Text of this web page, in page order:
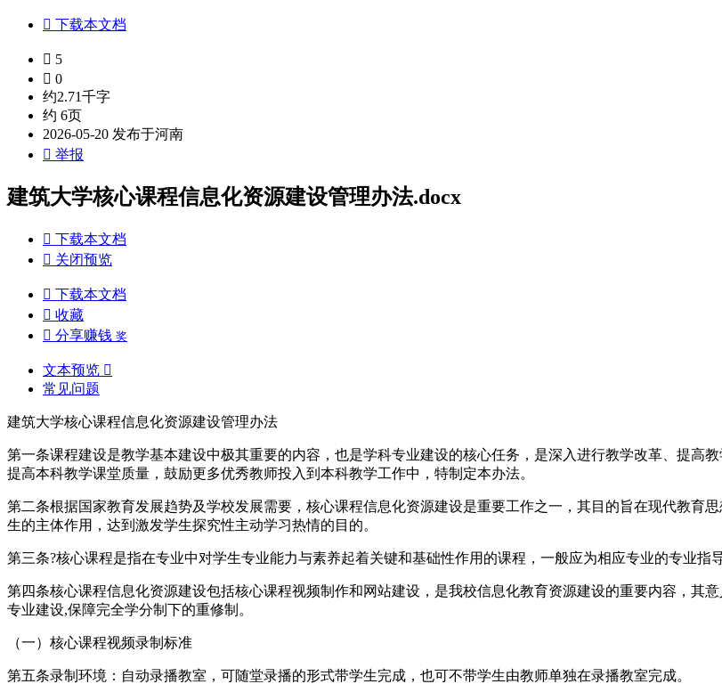
 下载本文档
 5
 0
约2.71千字
约 6页
2026-05-20 发布于河南
 举报
建筑大学核心课程信息化资源建设管理办法.docx
 下载本文档
 关闭预览
 下载本文档
 收藏
 分享赚钱 奖
文本预览 
常见问题
建筑大学核心课程信息化资源建设管理办法
第一条课程建设是教学基本建设中极其重要的内容，也是学科专业建设的核心任务，是深入进行教学改革、提高
提高本科教学课堂质量，鼓励更多优秀教师投入到本科教学工作中，特制定本办法。
第二条根据国家教育发展趋势及学校发展需要，核心课程信息化资源建设是重要工作之一，其目的旨在现代教育
生的主体作用，达到激发学生探究性主动学习热情的目的。
第三条?核心课程是指在专业中对学生专业能力与素养起着关键和基础性作用的课程，一般应为相应专业的专业指
第四条核心课程信息化资源建设包括核心课程视频制作和网站建设，是我校信息化教育资源建设的重要内容，其
专业建设,保障完全学分制下的重修制。
（一）核心课程视频录制标准
第五条录制环境：自动录播教室，可随堂录播的形式带学生完成，也可不带学生由教师单独在录播教室完成。